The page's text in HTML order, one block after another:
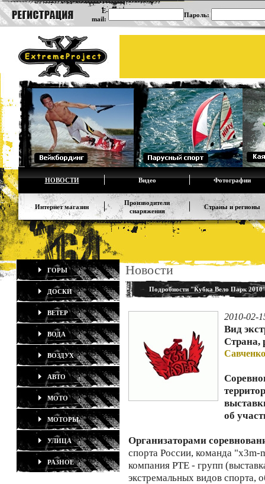
E-
mail:
Пароль:
НОВОСТИ Видео Фотографии
Интернет магазин
Производители
снаряжения
Страны и регионы
ГОРЫ
ДОСКИ
ВЕТЕР
ВОДА
ВОЗДУХ
АВТО
МОТО
МОТОРЫ
УЛИЦА
РАЗНОЕ
Новости
Подробности "Кубка Вело Парк
2010-02-
Вид
Страна,
об
Организаторами
спорта России, команда
компания РТЕ - групп
экстремальных видов спорта,